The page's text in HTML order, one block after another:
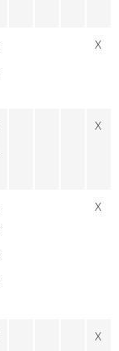
X
X
X
X